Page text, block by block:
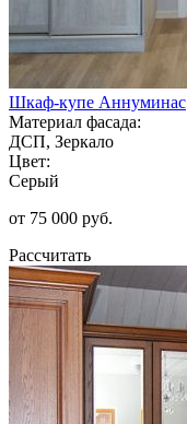
Шкаф-купе Аннуминас
Материал фасада:
ДСП, Зеркало
Цвет:
Серый
от 75 000 руб.
Рассчитать